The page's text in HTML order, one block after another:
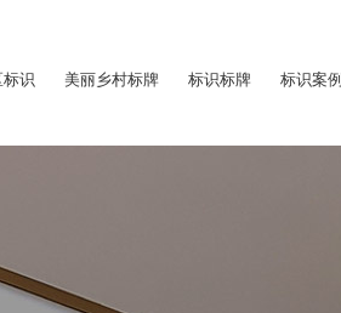
标识 美丽乡村标牌 标识标牌 标识案例